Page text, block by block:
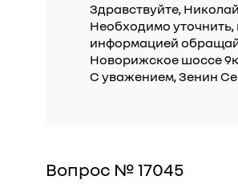
Здравствуйте,
Необходимо
информацией
Новорижское шоссе
С уважением, Зенин
Вопрос № 17045